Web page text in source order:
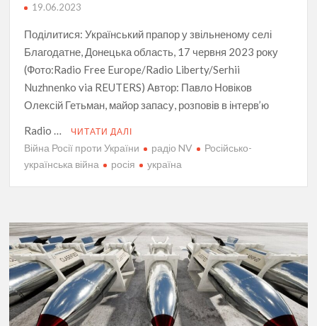
19.06.2023
Поділитися: Український прапор у звільненому селі
Благодатне, Донецька область, 17 червня 2023 року
(Фото:Radio Free Europe/Radio Liberty/Serhii
Nuzhnenko via REUTERS) Автор: Павло Новіков
Олексій Гетьман, майор запасу, розповів в інтерв’ю
Radio …
ЧИТАТИ ДАЛІ
Війна Росії проти України радіо NV
Російсько-
українська війна
росія україна